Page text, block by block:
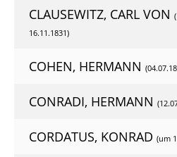
CLAUSEWITZ, CARL VON
16.11.1831)
COHEN, HERMANN
CONRADI, HERMANN
CORDATUS, KONRAD (um